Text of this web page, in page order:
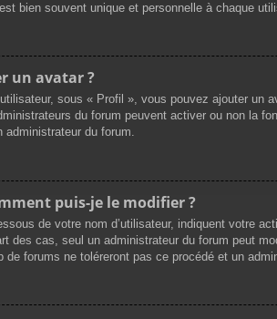
bien souvent unique et personnelle à chaque
un avatar ?
sous « Profil », vous pouvez ajouter
du forum peuvent activer ou non la
du forum.
puis-je le modifier ?
de votre nom d’utilisateur, indiquent votre
des cas, seul un administrateur du forum peut
forums ne toléreront pas ce procédé et un